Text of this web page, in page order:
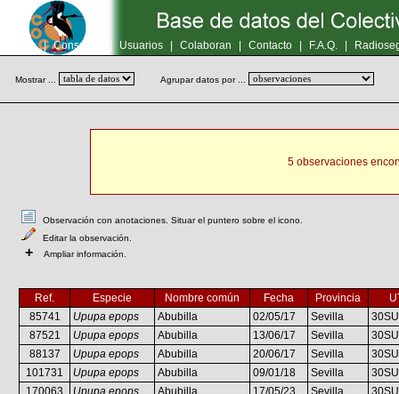
Inicio | Consultas Usuarios Colaboran Contacto F.A.Q.
Mostrar ... Agrupar datos por ...
5 observaciones
Observación con anotaciones. Situar el puntero sobre el icono.
Editar la observación.
+ Ampliar información.
Ref. Especie Nombre común Fecha Provincia
85741
Upupa epops Abubilla 02/05/17 Sevilla
87521
Upupa epops Abubilla 13/06/17 Sevilla
88137
Upupa epops Abubilla 20/06/17 Sevilla
101731
Upupa epops Abubilla 09/01/18 Sevilla
170063
Upupa epops Abubilla 17/05/23 Sevilla